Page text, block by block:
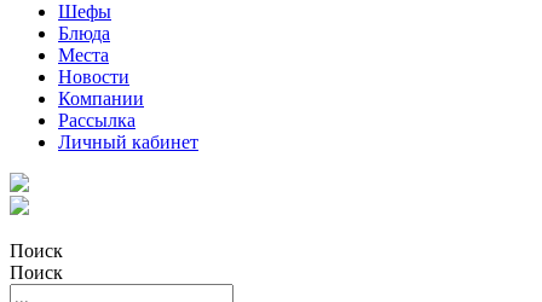
Шефы
Блюда
Места
Новости
Компании
Рассылка
Личный кабинет
Поиск
Поиск